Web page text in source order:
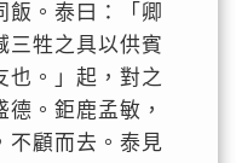
飯。泰曰：「卿
三牲之具以供賓
也。」起，對之
。鉅鹿孟敏，
不顧而去。泰見